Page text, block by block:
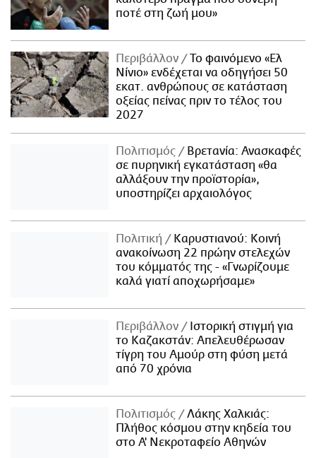
ποτέ στη ζωή μου»
Περιβάλλον
Το φαινόμενο «Ελ
Νίνιο» ενδέχεται να οδηγήσει 50
εκατ. ανθρώπους σε κατάσταση
οξείας πείνας πριν το τέλος του
2027
Πολιτισμός
Βρετανία: Ανασκαφές
σε πυρηνική εγκατάσταση «θα
αλλάξουν την προϊστορία»,
υποστηρίζει αρχαιολόγος
Πολιτική
Καρυστιανού: Κοινή
ανακοίνωση 22 πρώην στελεχών
του κόμματός της - «Γνωρίζουμε
καλά γιατί αποχωρήσαμε»
Περιβάλλον
Ιστορική στιγμή για
το Καζακστάν: Απελευθέρωσαν
τίγρη του Αμούρ στη φύση μετά
από 70 χρόνια
Πολιτισμός
Λάκης Χαλκιάς:
Πλήθος κόσμου στην κηδεία του
στο Α' Νεκροταφείο Αθηνών